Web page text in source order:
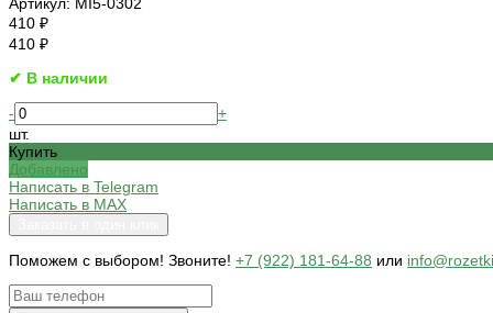
Артикул: MI5-0302
410 ₽
410 ₽
✔ В наличии
-
+
шт.
Купить
Добавлено
Написать в Telegram
Написать в MAX
Поможем c выбором! Звоните! +7 (922) 181-64-88 или